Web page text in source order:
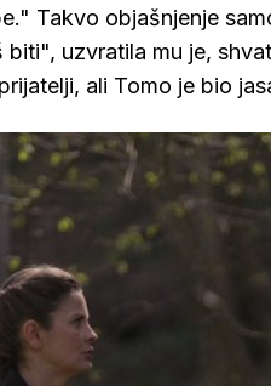
Takvo objašnjenje
uzvratila mu je,
ali Tomo je bio